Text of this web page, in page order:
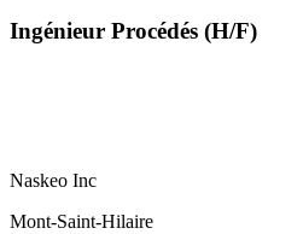
Ingénieur Procédés (H/F)
Naskeo Inc
Mont-Saint-Hilaire